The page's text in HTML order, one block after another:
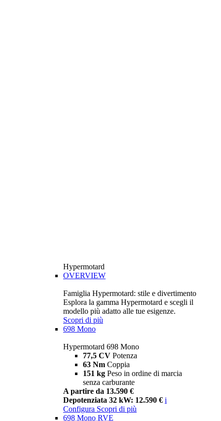
Hypermotard
OVERVIEW
Famiglia Hypermotard: stile e divertimento
Esplora la gamma Hypermotard e scegli il
modello più adatto alle tue esigenze.
Scopri di più
698 Mono
Hypermotard 698 Mono
77,5 CV Potenza
63 Nm Coppia
151 kg Peso in ordine di marcia
senza carburante
A partire da 13.590 €
Depotenziata 32 kW: 12.590 € i
Configura Scopri di più
698 Mono RVE